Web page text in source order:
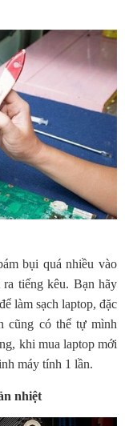
bụi quá nhiều vào
tiếng kêu. Bạn hãy
làm sạch laptop, đặc
cũng có thể tự mình
khi mua laptop mới
máy tính 1 lần.
nhiệt